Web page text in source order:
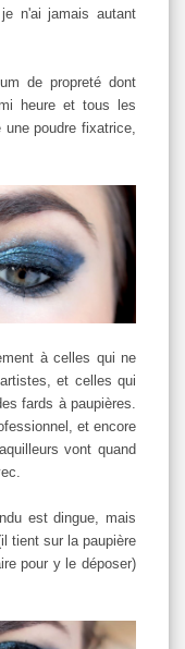
n'ai jamais autant
de propreté dont
heure et tous les
poudre fixatrice,
à celles qui ne
et celles qui
fards à paupières.
et encore
vont quand
est dingue, mais
tient sur la paupière
pour y le déposer)